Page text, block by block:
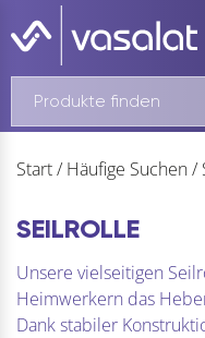
Start/ Häufige Suchen/
SEILROLLE
Unsere vielseitigen
Heimwerkern das
Dank stabiler